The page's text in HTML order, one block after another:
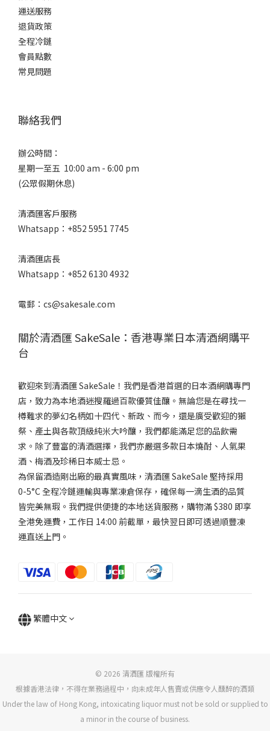
運送服務
退貨政策
全程冷鏈
會員點數
常見問題
聯絡我們
辦公時間：
星期一至五 10:00 am - 6:00 pm
(公眾假期休息)
清酒匯客戶服務
Whatsapp：+852 5951 7745
清酒匯店長
Whatsapp：+852 6130 4932
電郵：cs@sakesale.com
關於清酒匯 SakeSale：香港專業日本清酒網購平
台
歡迎來到清酒匯 SakeSale！我們是香港首選的日本酒網購專門
店，致力為本地酒迷搜羅過百款優質佳釀。無論您是在尋找一
樽難求的夢幻名柄如十四代、新政、而今，還是廣受歡迎的獺
祭、產土與各款頂級純米大吟釀，我們都能滿足您的品飲需
求。除了豐富的清酒選擇，我們亦嚴選多款日本燒酎、人氣果
酒、梅酒及珍稀日本威士忌。
為保留酒造剛出廠的最真實風味，清酒匯 SakeSale 堅持採用
0-5°C 全程冷鏈運輸與專業凍倉保存，確保每一滴生酒的品質
皆完美無瑕。我們提供便捷的本地送貨服務，購物滿 $380 即享
全港免運費，工作日 14:00 前截單，最快翌日即可透過順豐凍
運直送上門。
繁體中文
© 2026 清酒匯 版權所有
根據香港法律，不得在業務過程中，向未成年人售賣或供應令人醺醉的酒類
Under the law of Hong Kong, intoxicating liquor must not be sold or supplied to
a minor in the course of business.